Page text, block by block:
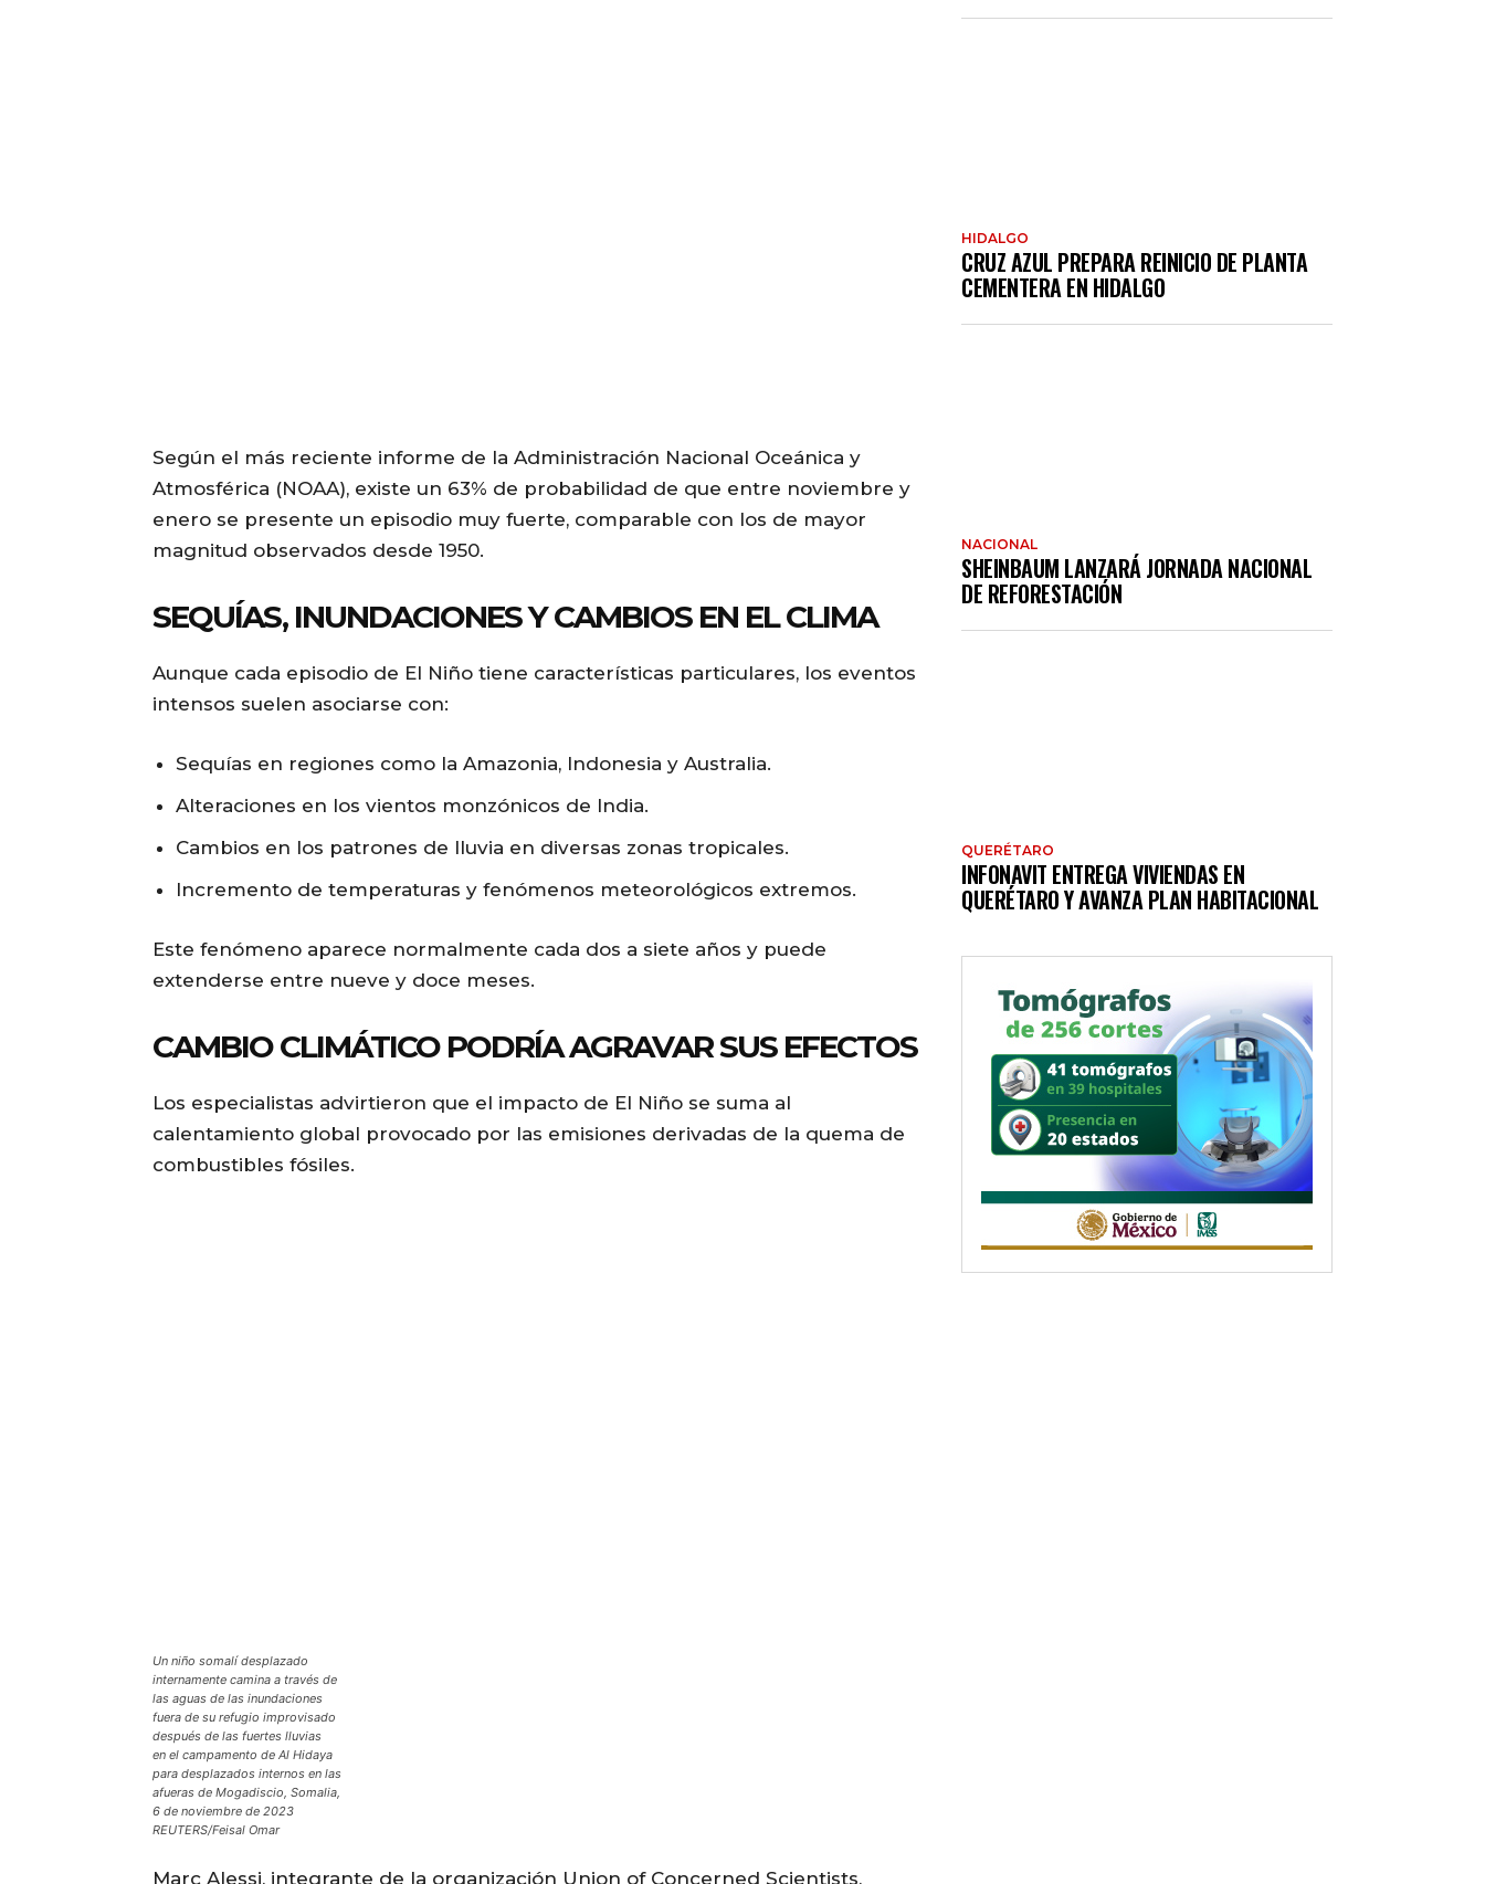
Según el más reciente informe de la Administración Nacional Oceánica y
Atmosférica (NOAA), existe un 63% de probabilidad de que entre noviembre y
enero se presente un episodio muy fuerte, comparable con los de mayor
magnitud observados desde 1950.
SEQUÍAS, INUNDACIONES Y CAMBIOS EN EL CLIMA
Aunque cada episodio de El Niño tiene características particulares, los eventos
intensos suelen asociarse con:
Sequías en regiones como la Amazonia, Indonesia y Australia.
Alteraciones en los vientos monzónicos de India.
Cambios en los patrones de lluvia en diversas zonas tropicales.
Incremento de temperaturas y fenómenos meteorológicos extremos.
Este fenómeno aparece normalmente cada dos a siete años y puede
extenderse entre nueve y doce meses.
CAMBIO CLIMÁTICO PODRÍA AGRAVAR SUS EFECTOS
Los especialistas advirtieron que el impacto de El Niño se suma al
calentamiento global provocado por las emisiones derivadas de la quema de
combustibles fósiles.
Un niño somalí desplazado
internamente camina a través de
las aguas de las inundaciones
fuera de su refugio improvisado
después de las fuertes lluvias
en el campamento de Al Hidaya
para desplazados internos en las
afueras de Mogadiscio, Somalia,
6 de noviembre de 2023
REUTERS/Feisal Omar
Marc Alessi, integrante de la organización Union of Concerned Scientists,
HIDALGO
CRUZ AZUL PREPARA REINICIO DE PLANTA
CEMENTERA EN HIDALGO
NACIONAL
SHEINBAUM LANZARÁ JORNADA NACIONAL
DE REFORESTACIÓN
QUERÉTARO
INFONAVIT ENTREGA VIVIENDAS EN
QUERÉTARO Y AVANZA PLAN HABITACIONAL